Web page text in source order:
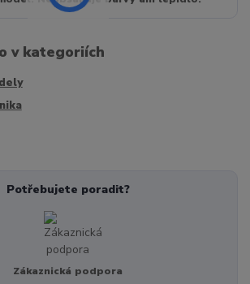
v kategoriích
Potřebujete poradit?
Zákaznická podpora